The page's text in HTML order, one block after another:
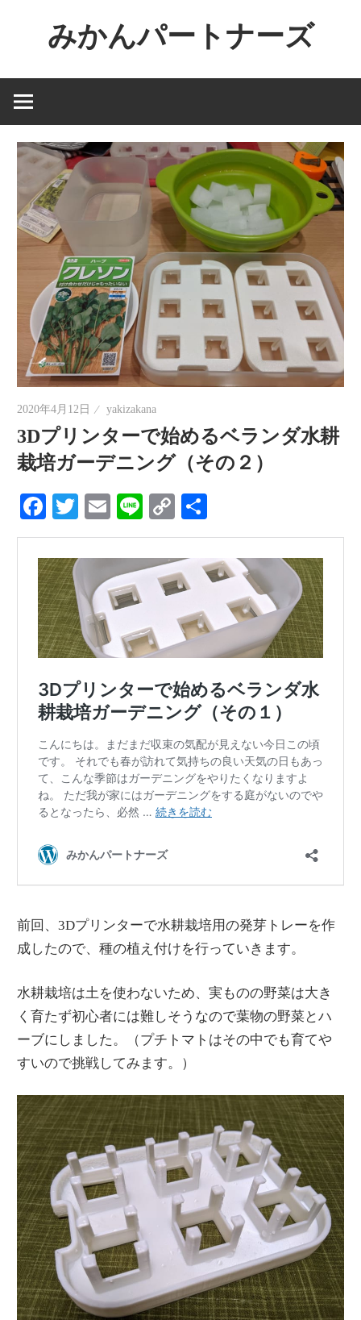
ン
へ
みかんパートナーズ
ー
ジ
ャ
ン
で
役
に
な
情
を
世
界
へ
発
信
2020年4月12日 yakizakana
3Dプリンターで始めるベランダ水耕
栽培ガーデニング（その２）
Facebook
Twitter
EmailLineCopy
Link
有
前回、3Dプリンターで水耕栽培用の発芽トレーを作
成したので、種の植え付けを行っていきます。
水耕栽培は土を使わないため、実ものの野菜は大き
く育たず初心者には難しそうなので葉物の野菜とハ
ーブにしました。（プチトマトはその中でも育てや
すいので挑戦してみます。）